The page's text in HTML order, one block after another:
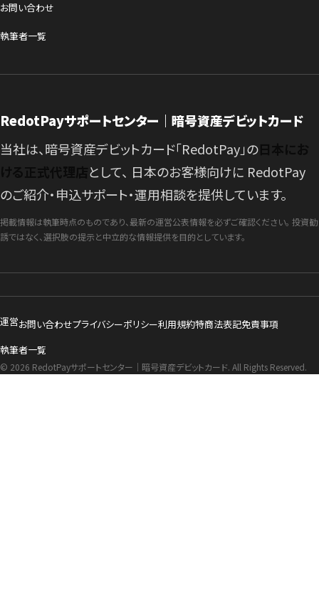
お問い合わせ
執筆者一覧
RedotPayサポートセンター｜暗号資産デビットカード
当社は、暗号資産デビットカード「RedotPay」の
として、 日本のお客様向けに RedotPay
のご紹介・申込サポート・運用相談を提供しています。
掲載情報は執筆時点のものであり、最新の運営公表情報を必ずご確認ください。 投資勧
誘ではなく、選択肢の提示と中立的な情報提供を目的としています。
運営お問い合わせプライバシーポリシー利用規約特商法表記免責事項
執筆者一覧
© 2026 RedotPayサポートセンター｜暗号資産デビットカード. All Rights Reserved.